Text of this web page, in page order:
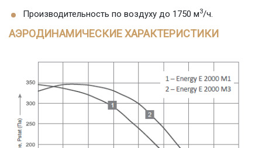
Производительность по воздуху до 1750 м3/ч.
АЭРОДИНАМИЧЕСКИЕ ХАРАКТЕРИСТИКИ